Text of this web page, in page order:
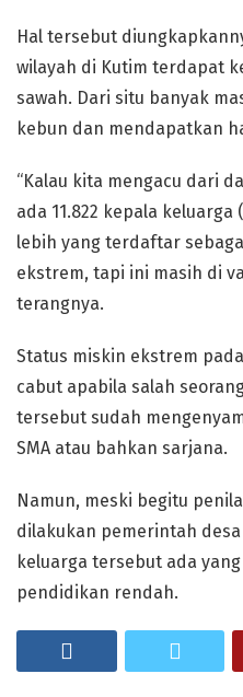
Hal tersebut
wilayah di Kutim terdapat
sawah. Dari situ banyak
kebun dan mendapatkan
“Kalau kita mengacu dari
ada 11.822 kepala
lebih yang terdaftar
ekstrem, tapi ini masih di
terangnya.
Status miskin ekstrem
cabut apabila salah
tersebut sudah
SMA atau bahkan sarjana.
Namun, meski begitu
dilakukan pemerintah
keluarga tersebut ada
pendidikan rendah.